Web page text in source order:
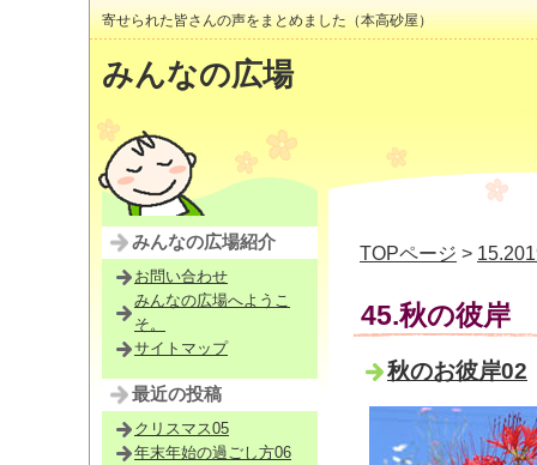
寄せられた皆さんの声をまとめました（本高砂屋）
みんなの広場
TOPページ >
45.秋の彼岸
秋のお彼岸02
みんなの広場紹介
お問い合わせ
みんなの広場へようこ
そ。
サイトマップ
最近の投稿
クリスマス05
年末年始の過ごし方06